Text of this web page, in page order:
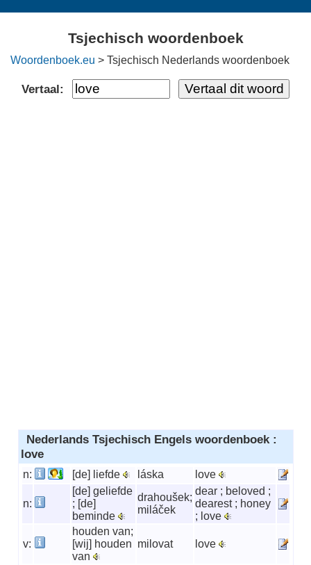
Tsjechisch woordenboek
Woordenboek.eu > Tsjechisch Nederlands woordenboek
Vertaal:
Nederlands Tsjechisch Engels woordenboek :
love
n: [de] liefde láska love
n:
[de] geliefde
; [de]
beminde
drahoušek;
miláček
dear ; beloved ;
dearest ; honey
; love
v:
houden van;
[wij] houden
van
milovat love